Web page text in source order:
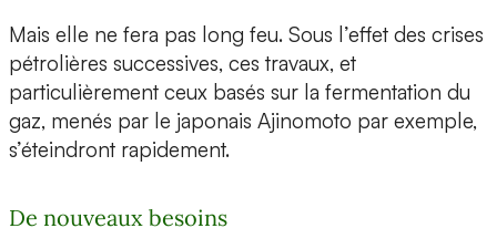
Mais elle ne fera pas long feu. Sous l’effet des crises
pétrolières successives, ces travaux, et
particulièrement ceux basés sur la fermentation du
gaz, menés par le japonais Ajinomoto par exemple,
s’éteindront rapidement.
De nouveaux besoins